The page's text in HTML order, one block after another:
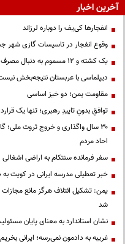
آخرین اخبار
انفجارها کی‌یف را دوباره لرزاند
وقوع انفجار در تاسیسات گازی شهر
یک کشته و ۱۲ مسموم به دنبال مصرف مشروبات الکلی در نیشابور
دیپلماسی با عربستان نتیجه‌بخش
مقاومت یمن؛ دو خیز اساسی
توافقِ بدونِ تاییدِ رهبری؛ تنها یک
۳۰ سال واگذاری و خروج ثروت ملی؛
احاد مردم
سفر فرمانده سنتکام به اراضی اشغالی
خبر تعطیلی مدرسه ایرانی در کویت
یمن: تشکیل ائتلاف هرگز مانع
شد
نشان استاندارد به معنای پایان
غریبه به دادمون نمی‌رسه؛ ایرانی